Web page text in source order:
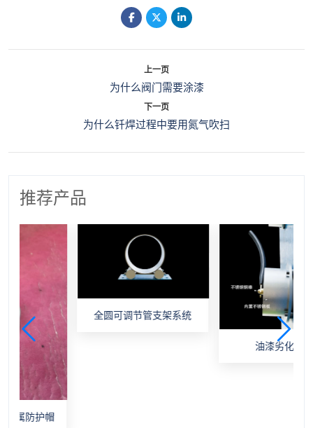
上一页
为什么阀门需要涂漆
下一页
为什么钎焊过程中要用氮气吹扫
推荐产品
护帽
全圆可调节管支架系统
油漆劣化监测